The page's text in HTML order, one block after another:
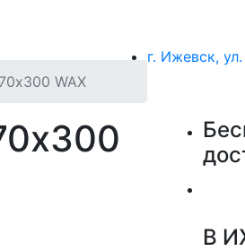
г. Ижевск,
WAX
В